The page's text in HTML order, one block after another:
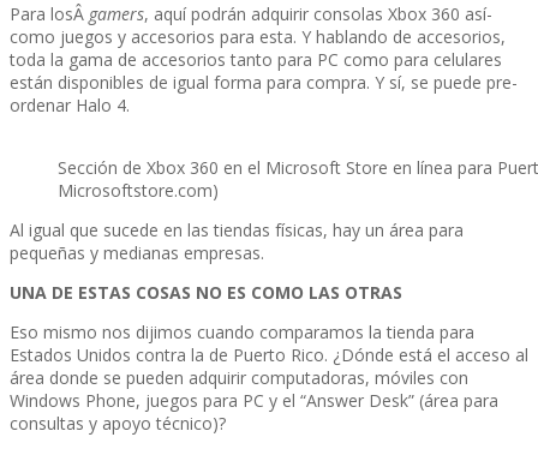
Para losÂ gamers, aquí­ podrán adquirir consolas Xbox 360 así­
como juegos y accesorios para esta. Y hablando de accesorios,
toda la gama de accesorios tanto para PC como para celulares
están disponibles de igual forma para compra. Y sí­, se puede pre-
ordenar Halo 4.
Sección de Xbox 360 en el Microsoft Store en lí­nea para
Microsoftstore.com)
Al igual que sucede en las tiendas fí­sicas, hay un área para
pequeñas y medianas empresas.
UNA DE ESTAS COSAS NO ES COMO LAS OTRAS
Eso mismo nos dijimos cuando comparamos la tienda para
Estados Unidos contra la de Puerto Rico. ¿Dónde está el acceso al
área donde se pueden adquirir computadoras, móviles con
Windows Phone, juegos para PC y el “Answer Desk” (área para
consultas y apoyo técnico)?